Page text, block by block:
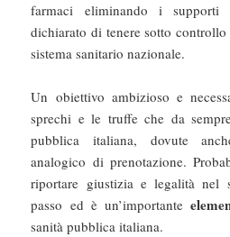
farmaci eliminando i supporti
dichiarato di tenere sotto
sistema sanitario nazionale.
Un obiettivo ambizioso e
sprechi e le truffe che da
pubblica italiana, dovute
analogico di prenotazione.
riportare giustizia e legalità nel
passo ed è un’importante
sanità pubblica italiana.